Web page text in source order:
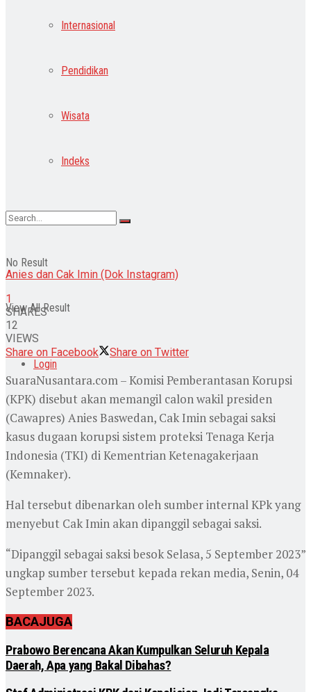
Internasional
Pendidikan
Wisata
Indeks
No Result
View All Result
Login
Anies dan Cak Imin (Dok Instagram)
1
SHARES
12
VIEWS
Share on Facebook
Share on Twitter
SuaraNusantara.com – Komisi Pemberantasan Korupsi
(KPK) disebut akan memangil calon wakil presiden
(Cawapres) Anies Baswedan, Cak Imin sebagai saksi
kasus dugaan korupsi sistem proteksi Tenaga Kerja
Indonesia (TKI) di Kementrian Ketenagakerjaan
(Kemnaker).
Hal tersebut dibenarkan oleh sumber internal KPk yang
menyebut Cak Imin akan dipanggil sebagai saksi.
“Dipanggil sebagai saksi besok Selasa, 5 September 2023”
ungkap sumber tersebut kepada rekan media, Senin, 04
September 2023.
BACAJUGA
Prabowo Berencana Akan Kumpulkan Seluruh Kepala
Daerah, Apa yang Bakal Dibahas?